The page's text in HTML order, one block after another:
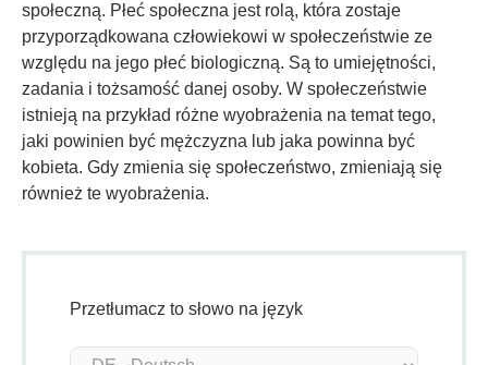
społeczną. Płeć społeczna jest rolą, która zostaje
przyporządkowana człowiekowi w społeczeństwie ze
względu na jego płeć biologiczną. Są to umiejętności,
zadania i tożsamość danej osoby. W społeczeństwie
istnieją na przykład różne wyobrażenia na temat tego,
jaki powinien być mężczyzna lub jaka powinna być
kobieta. Gdy zmienia się społeczeństwo, zmieniają się
również te wyobrażenia.
Przetłumacz to słowo na język